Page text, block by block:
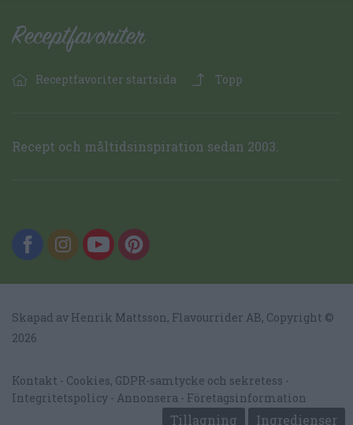
Tillagning Ingredienser
Receptfavoriter startsida Topp
Recept och måltidsinspiration sedan 2003.
Skapad av Henrik Mattsson, Flavourrider AB, Copyright ©
2026
Kontakt
Cookies, GDPR-samtycke och sekretess
Integritetspolicy
Annonsera Företagsinformation